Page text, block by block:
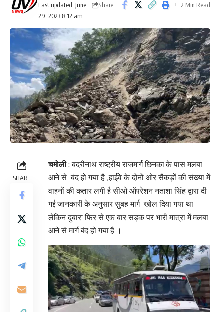
Last updated: June
29, 2023 8:12 am
Share
2 Min Read
SHARE
चमोली: बदरीनाथ राष्ट्रीय राजमार्ग छिनका के पास मलबा
आने से बंद हो गया है ,हाईवे के दोनों ओर सैकड़ों की संख्या में
वाहनों की कतार लगी है सीओ ऑपरेशन नताशा सिंह द्वारा दी
गई जानकारी के अनुसार सुबह मार्ग खोल दिया गया था
लेकिन दुबारा फिर से एक बार सड़क पर भारी मात्रा में मलबा
आने से मार्ग बंद हो गया है ।